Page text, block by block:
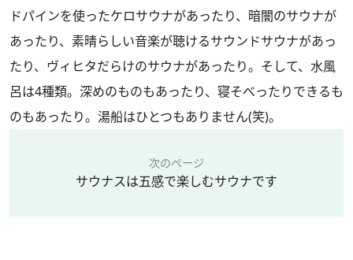
ドパインを使ったケロサウナがあったり、暗闇のサウナが
あったり、素晴らしい音楽が聴けるサウンドサウナがあっ
たり、ヴィヒタだらけのサウナがあったり。そして、水風
呂は4種類。深めのものもあったり、寝そべったりできるも
のもあったり。湯船はひとつもありません(笑)。
次のページ
サウナスは五感で楽しむサウナです